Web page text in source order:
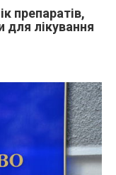
препаратів,
для лікування